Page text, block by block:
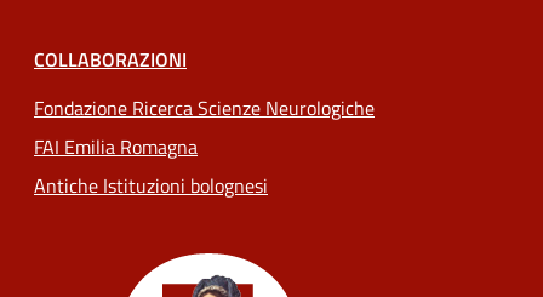
COLLABORAZIONI
Fondazione Ricerca Scienze Neurologiche
FAI Emilia Romagna
Antiche Istituzioni bolognesi